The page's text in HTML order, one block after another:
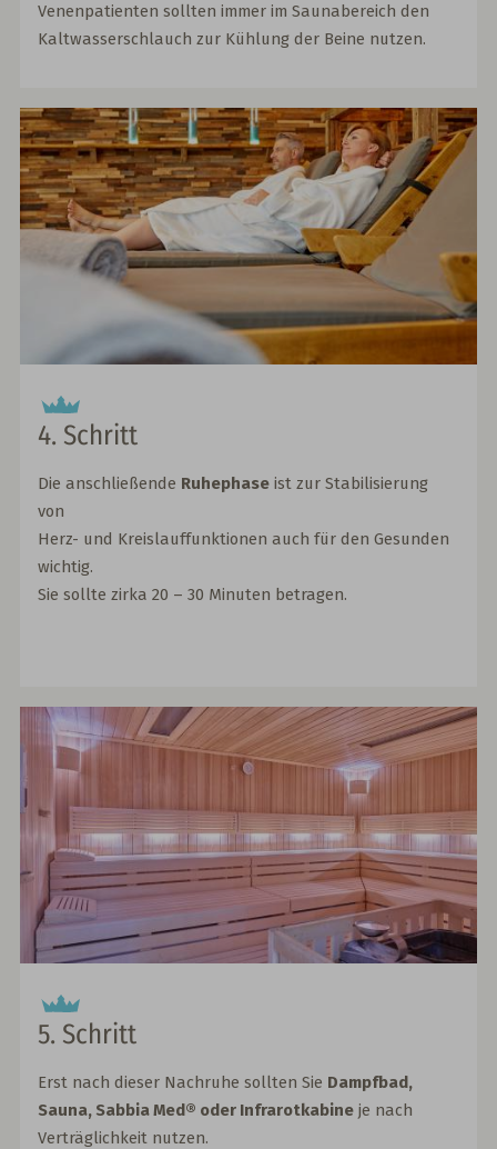
Venenpatienten sollten immer im Saunabereich den
Kaltwasserschlauch zur Kühlung der Beine nutzen.
4. Schritt
Die anschließende Ruhephase ist zur Stabilisierung
von
Herz- und Kreislauffunktionen auch für den Gesunden
wichtig.
Sie sollte zirka 20 – 30 Minuten betragen.
5. Schritt
Erst nach dieser Nachruhe sollten Sie Dampfbad,
Sauna, Sabbia Med® oder Infrarotkabine je nach
Verträglichkeit nutzen.